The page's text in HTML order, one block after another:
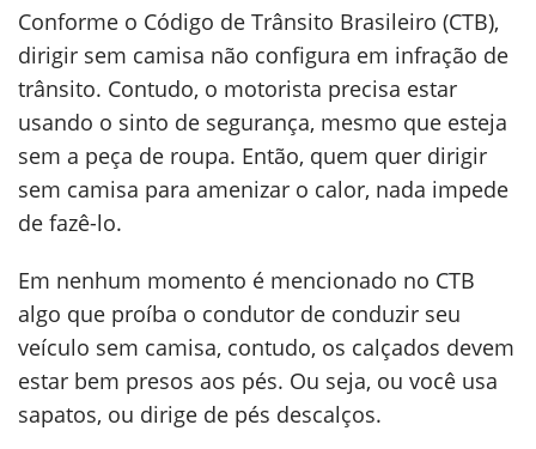
Conforme o Código de Trânsito Brasileiro (CTB),
dirigir sem camisa não configura em infração de
trânsito. Contudo, o motorista precisa estar
usando o sinto de segurança, mesmo que esteja
sem a peça de roupa. Então, quem quer dirigir
sem camisa para amenizar o calor, nada impede
de fazê-lo.
Em nenhum momento é mencionado no CTB
algo que proíba o condutor de conduzir seu
veículo sem camisa, contudo, os calçados devem
estar bem presos aos pés. Ou seja, ou você usa
sapatos, ou dirige de pés descalços.